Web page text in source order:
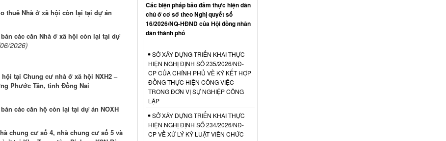
thuê Nhà ở xã hội còn lại tại dự án
các căn Nhà ở xã hội còn lại tại dự
2026)
tại Chung cư nhà ở xã hội NXH2 –
Phước Tân, tỉnh Đồng Nai
các căn hộ còn lại tại dự án NOXH
chung cư số 4, nhà chung cư số 5 và
Các biện pháp bảo đảm thực hiện dân
chủ ở cơ sở theo Nghị quyết số
16/2026/NQ-HĐND của Hội đồng nhân
dân thành phố
SỞ XÂY DỰNG TRIỂN KHAI THỰC
HIỆN NGHỊ ĐỊNH SỐ 235/2026/NĐ-
CP CỦA CHÍNH PHỦ VỀ KÝ KẾT HỢP
ĐỒNG THỰC HIỆN CÔNG VIỆC
TRONG ĐƠN VỊ SỰ NGHIỆP CÔNG
LẬP
SỞ XÂY DỰNG TRIỂN KHAI THỰC
HIỆN NGHỊ ĐỊNH SỐ 234/2026/NĐ-
CP VỀ XỬ LÝ KỶ LUẬT VIÊN CHỨC